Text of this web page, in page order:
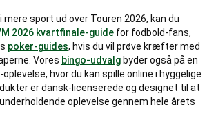
mere sport ud over Touren 2026, kan du
2026 kvartfinale-guide for fodbold-fans,
poker-guides, hvis du vil prøve kræfter med
Vores bingo-udvalg byder også på en
hvor du kan spille online i hyggelige
er dansk-licenserede og designet til at
oplevelse gennem hele årets